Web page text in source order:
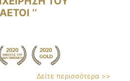
‘’
Δείτε περισσότερα >>